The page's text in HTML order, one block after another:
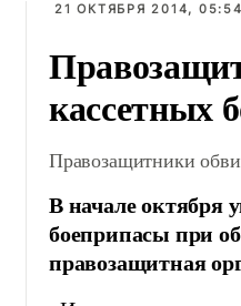
21 ОКТЯБРЯ 2014,
кассетных
Правозащитники
В начале октября
боеприпасы при
правозащитная